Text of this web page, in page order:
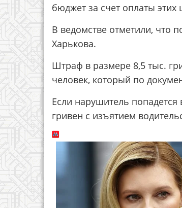
бюджет за счет оплаты этих
В ведомстве отметили, что
Харькова.
Штраф в размере 8,5 тыс.
человек, который по
Если нарушитель попадется
гривен с изъятием